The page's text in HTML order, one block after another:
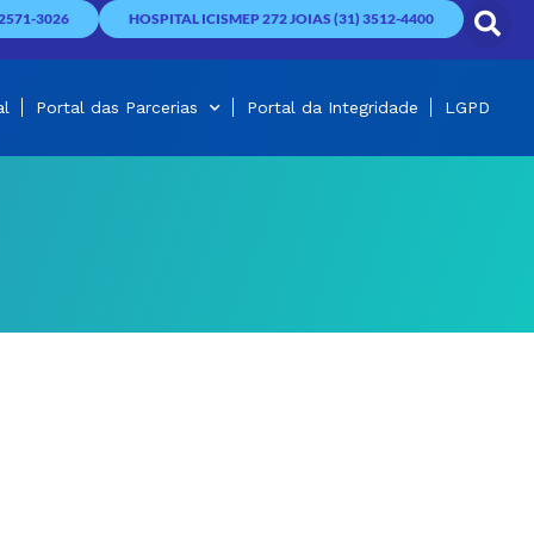
3026 HOSPITAL ICISMEP 272 JOIAS (31) 3512-4400
Portal das Parcerias Portal da Integridade LGPD